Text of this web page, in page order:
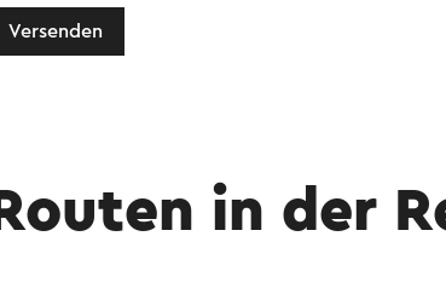
Versenden
Routen in der